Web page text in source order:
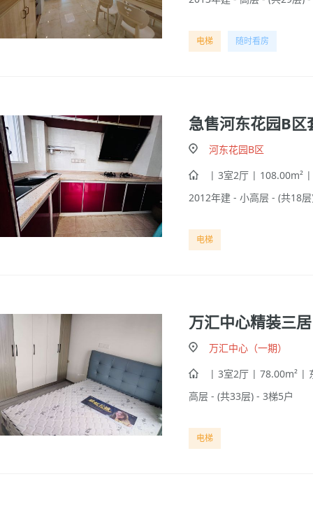
电梯 随时看房
急售河东花园B
河东花园B区
| 3室2厅 | 108.00m²
2012年建 - 小高层 - (共18
电梯
万汇中心精装三居
万汇中心（一期）
| 3室2厅 | 78.00m² |
高层 - (共33层) - 3梯5户
电梯